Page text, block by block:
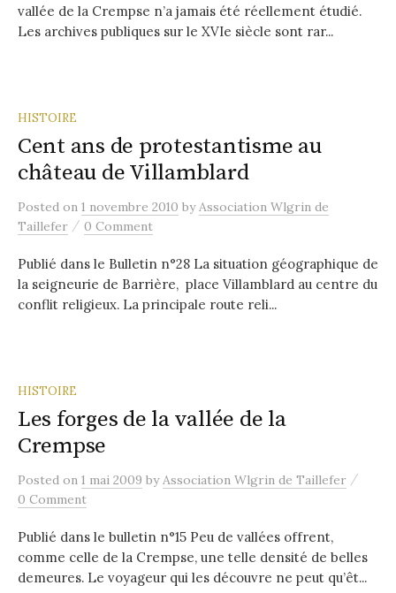
vallée de la Crempse n’a jamais été réellement étudié.
Les archives publiques sur le XVIe siècle sont rar...
HISTOIRE
Cent ans de protestantisme au
château de Villamblard
Posted on 1 novembre 2010 byAssociation Wlgrin de
Taillefer / 0 Comment
Publié dans le Bulletin n°28 La situation géographique de
la seigneurie de Barrière, place Villamblard au centre du
conflit religieux. La principale route reli...
HISTOIRE
Les forges de la vallée de la
Crempse
Posted on 1 mai 2009 byAssociation Wlgrin de Taillefer /
0 Comment
Publié dans le bulletin n°15 Peu de vallées offrent,
comme celle de la Crempse, une telle densité de belles
demeures. Le voyageur qui les découvre ne peut qu’êt...